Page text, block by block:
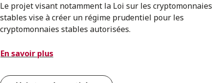
Le projet visant notamment la Loi sur les cryptomonnaies
stables vise à créer un régime prudentiel pour les
cryptomonnaies stables autorisées.
En savoir plus